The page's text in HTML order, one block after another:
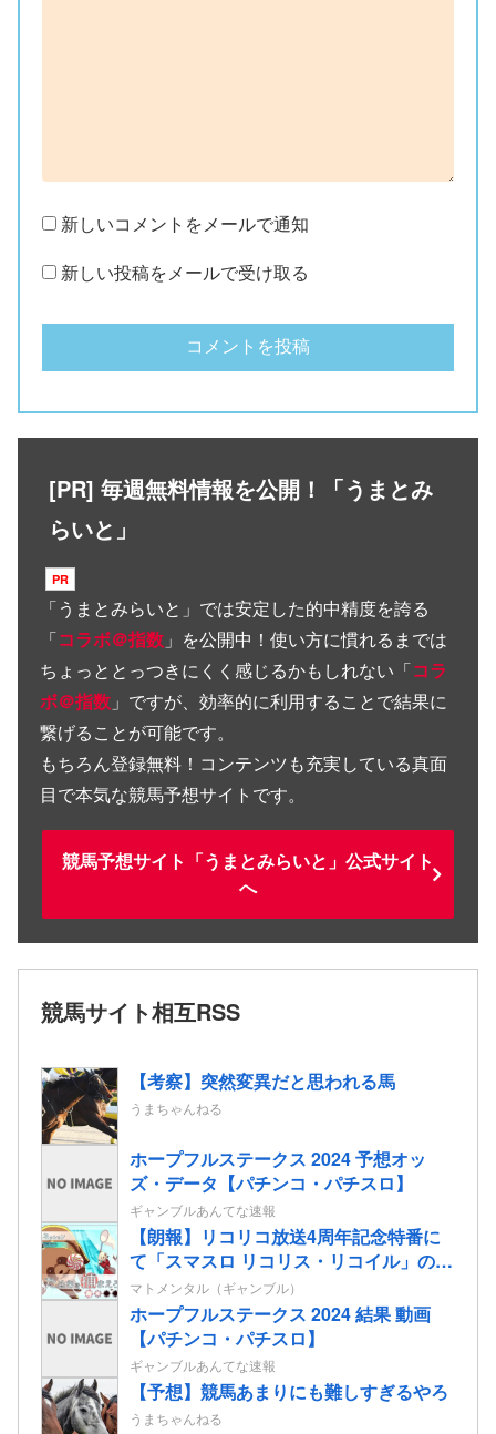
新しいコメントをメールで通知
新しい投稿をメールで受け取る
[PR] 毎週無料情報を公開！「うまとみ
らいと」
「うまとみらいと 」では安定した的中精度を誇る
「コラボ＠指数 」を公開中！使い方に慣れるまでは
ちょっととっつきにくく感じるかもしれない「コラ
ボ＠指数 」ですが、効率的に利用することで結果に
繋げることが可能です。
もちろん登録無料！コンテンツも充実している真面
目で本気な競馬予想サイトです。
競馬予想サイト「うまとみらいと」公式サイト
へ
競馬サイト相互RSS
【考察】突然変異だと思われる馬
うまちゃんねる
ホープフルステークス 2024 予想オッ
ズ・データ【パチンコ・パチスロ】
ギャンブルあんてな速報
【朗報】リコリコ放送4周年記念特番に
て「スマスロ リコリス・リコイル」の演
出映像”たぬきを掴まえろ”&”姫蒲を倒
せ！”が公開される
マトメンタル（ギャンブル）
ホープフルステークス 2024 結果 動画
【パチンコ・パチスロ】
ギャンブルあんてな速報
【予想】競馬あまりにも難しすぎるやろ
うまちゃんねる